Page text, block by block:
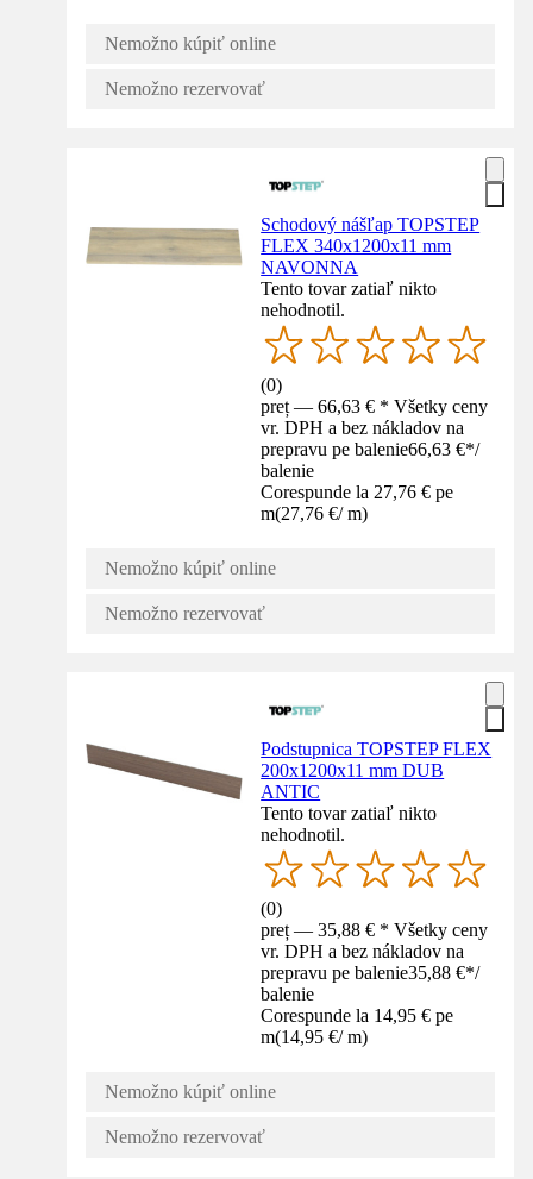
Nemožno kúpiť online
Nemožno rezervovať
Schodový nášľap TOPSTEP
FLEX 340x1200x11 mm
NAVONNA
Tento tovar zatiaľ nikto
nehodnotil.
(0)
preț — 66,63 € * Všetky ceny
vr. DPH a bez nákladov na
prepravu pe balenie66,63 €*/
balenie
Corespunde la 27,76 € pe
m(27,76 €/ m)
Nemožno kúpiť online
Nemožno rezervovať
Podstupnica TOPSTEP FLEX
200x1200x11 mm DUB
ANTIC
Tento tovar zatiaľ nikto
nehodnotil.
(0)
preț — 35,88 € * Všetky ceny
vr. DPH a bez nákladov na
prepravu pe balenie35,88 €*/
balenie
Corespunde la 14,95 € pe
m(14,95 €/ m)
Nemožno kúpiť online
Nemožno rezervovať